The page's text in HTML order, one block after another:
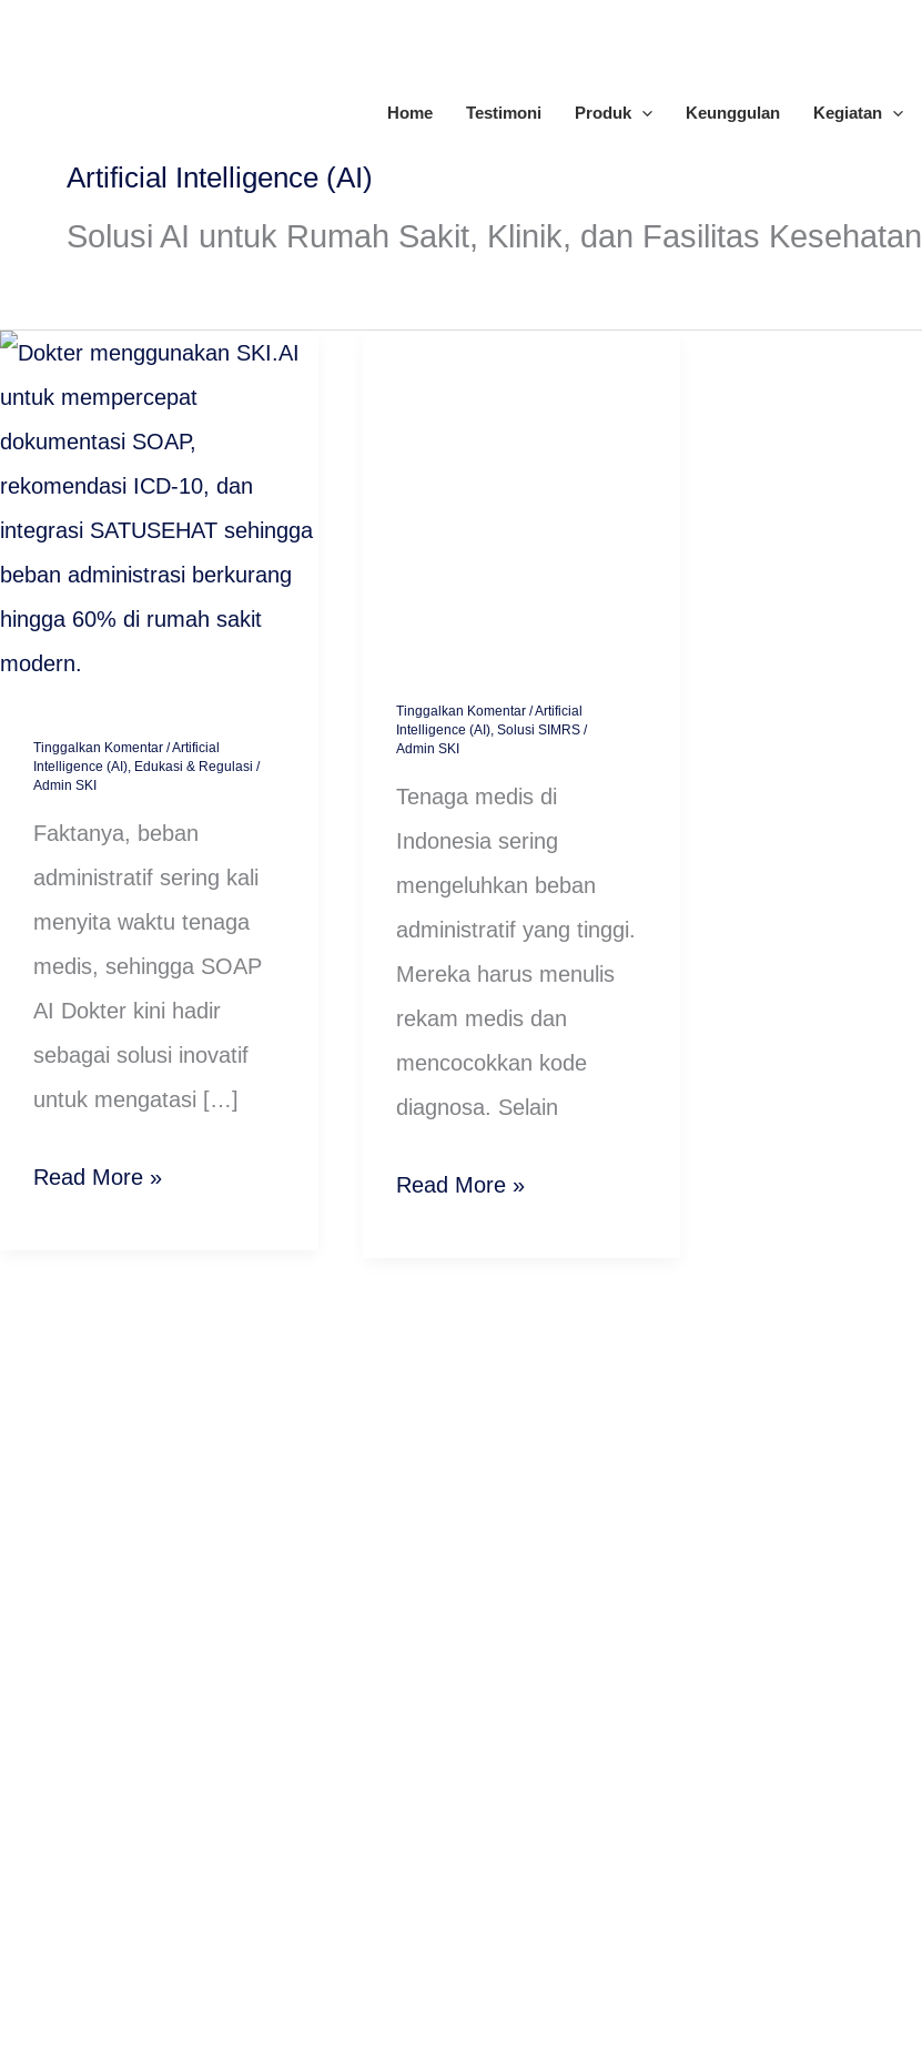
Home Testimoni Produk Keunggulan Kegiatan
Artificial Intelligence (AI)
Solusi AI untuk Rumah Sakit, Klinik, dan Fasilitas Kesehatan
Tinggalkan Komentar /Artificial
Intelligence (AI), Edukasi & Regulasi /
Admin SKI
Faktanya, beban
administratif sering kali
menyita waktu tenaga
medis, sehingga SOAP
AI Dokter kini hadir
sebagai solusi inovatif
untuk mengatasi […]
Mengurangi
Beban
Dokter
60%:
Implementasi
SKI.AI
di
Rumah
Modern
Read More »
Tinggalkan Komentar /Artificial
Intelligence (AI), Solusi SIMRS/
Admin SKI
Tenaga medis di
Indonesia sering
mengeluhkan beban
administratif yang tinggi.
Mereka harus menulis
rekam medis dan
mencocokkan kode
diagnosa. Selain
Rumah
Sakit
Read More »